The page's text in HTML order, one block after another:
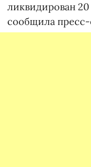
ликвидирован
сообщила